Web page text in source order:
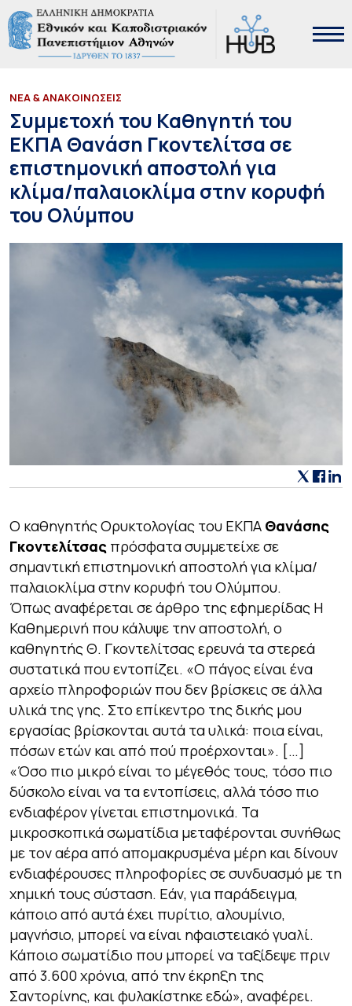
ΝΕΑ & ΑΝΑΚΟΙΝΩΣΕΙΣ
Συμμετοχή του Καθηγητή του
ΕΚΠΑ Θανάση Γκοντελίτσα σε
επιστημονική αποστολή για
κλίμα/παλαιοκλίμα στην κορυφή
του Ολύμπου
Ο καθηγητής Ορυκτολογίας του ΕΚΠΑ Θανάσης
Γκοντελίτσας πρόσφατα συμμετείχε σε
σημαντική επιστημονική αποστολή για κλίμα/
παλαιοκλίμα στην κορυφή του Ολύμπου.
Όπως αναφέρεται σε άρθρο της εφημερίδας Η
Καθημερινή που κάλυψε την αποστολή, ο
καθηγητής Θ. Γκοντελίτσαςερευνά τα στερεά
συστατικά που εντοπίζει. «Ο πάγος είναι ένα
αρχείο πληροφοριών που δεν βρίσκεις σε άλλα
υλικά της γης. Στο επίκεντρο της δικής μου
εργασίας βρίσκονται αυτά τα υλικά: ποια είναι,
πόσων ετών και από πού προέρχονται». […]
«Όσο πιο μικρό είναι το μέγεθός τους, τόσο πιο
δύσκολο είναι να τα εντοπίσεις, αλλά τόσο πιο
ενδιαφέρον γίνεται επιστημονικά. Τα
μικροσκοπικά σωματίδια μεταφέρονται συνήθως
με τον αέρα από απομακρυσμένα μέρη και δίνουν
ενδιαφέρουσες πληροφορίες σε συνδυασμό με τη
χημική τους σύσταση. Εάν, για παράδειγμα,
κάποιο από αυτά έχει πυρίτιο, αλουμίνιο,
μαγνήσιο, μπορεί να είναι ηφαιστειακό γυαλί.
Κάποιο σωματίδιο που μπορεί να ταξίδεψε πριν
από 3.600 χρόνια, από την έκρηξη της
Σαντορίνης, και φυλακίστηκε εδώ», αναφέρει.